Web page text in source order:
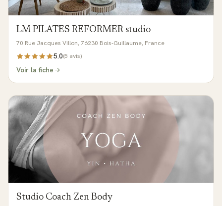
LM PILATES REFORMER studio
70 Rue Jacques Villon, 76230 Bois-Guillaume, France
5.0(5 avis)
Voir la fiche
Studio Coach Zen Body